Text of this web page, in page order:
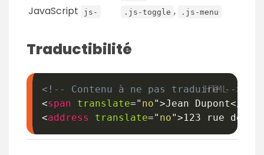
JavaScript js- .js-toggle , .js-menu
Traductibilité
<!-- Contenu à ne pas traduire -->
<span translate=" no">Jean Dupont</
<address translate=" no">123 rue de